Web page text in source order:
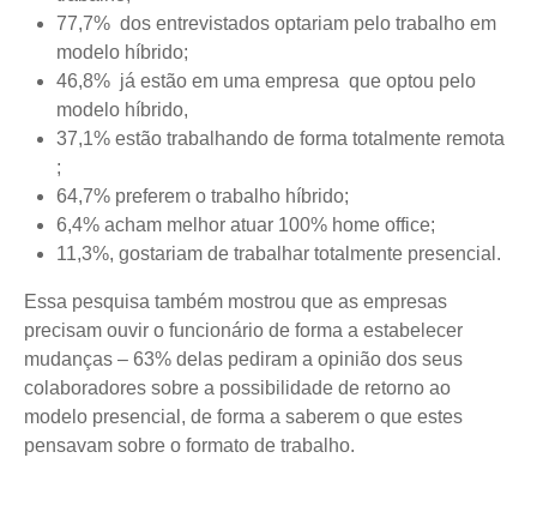
77,7% dos entrevistados optariam pelo trabalho em
modelo híbrido;
46,8% já estão em uma empresa que optou pelo
modelo híbrido,
37,1% estão trabalhando de forma totalmente remota
;
64,7% preferem o trabalho híbrido;
6,4% acham melhor atuar 100% home office;
11,3%, gostariam de trabalhar totalmente presencial.
Essa pesquisa também mostrou que as empresas
precisam ouvir o funcionário de forma a estabelecer
mudanças – 63% delas pediram a opinião dos seus
colaboradores sobre a possibilidade de retorno ao
modelo presencial, de forma a saberem o que estes
pensavam sobre o formato de trabalho.